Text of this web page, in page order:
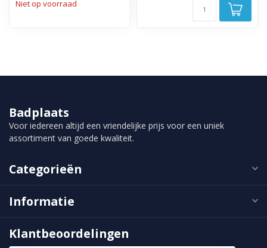
Niet op voorraad
Badplaats
Voor iedereen altijd een vriendelijke prijs voor een uniek
assortiment van goede kwaliteit.
Categorieën
Informatie
Klantbeoordelingen